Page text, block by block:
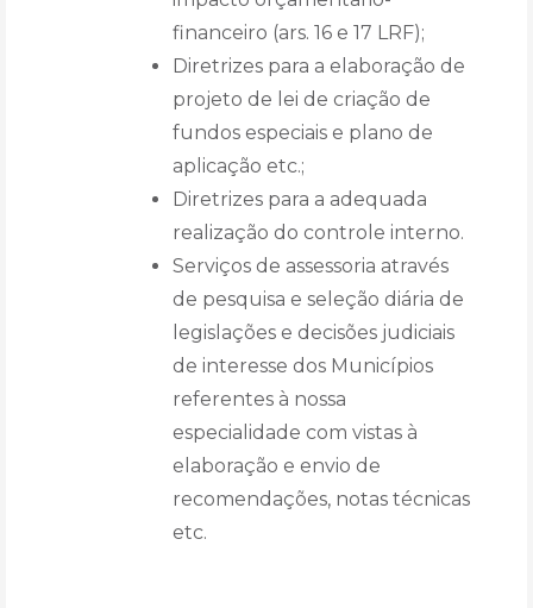
financeiro (ars. 16 e 17 LRF);
Diretrizes para a elaboração de
projeto de lei de criação de
fundos especiais e plano de
aplicação etc.;
Diretrizes para a adequada
realização do controle interno.
Serviços de assessoria através
de pesquisa e seleção diária de
legislações e decisões judiciais
de interesse dos Municípios
referentes à nossa
especialidade com vistas à
elaboração e envio de
recomendações, notas técnicas
etc.